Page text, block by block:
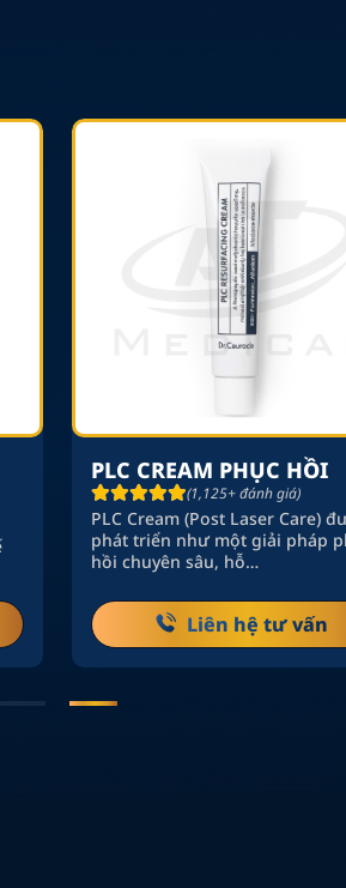
PLC CREAM PHỤC HỒI
(1,125+ đánh giá)
PLC Cream (Post Laser Care)
phát triển như một giải pháp
hồi chuyên sâu, hỗ…
Liên hệ tư vấn